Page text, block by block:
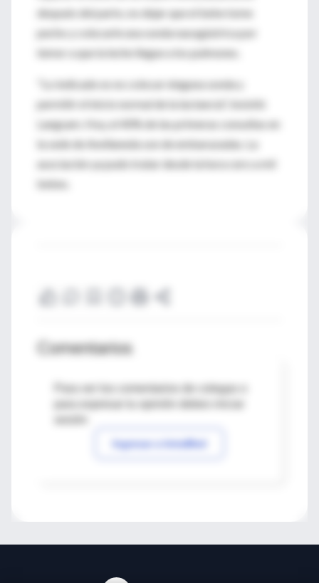
después del parto, no dejar que el bebe tome
pecho y colocarle una sonda nasogástrica por
temor a que la leche llegue a los pulmones.
"Lo indicado es no colocar ninguna sonda y
permitir el inicio normal de la lactancia", insistió
Langsam. Hoy, el 40% de las primeras consultas en
la sede de Avellaneda son de embarazadas. La
asociación ya pudo tratar desde la hora cero a mil
bebes.
Comentarios
Para ver los comentarios de colegas o
Ingresar a IntraMed